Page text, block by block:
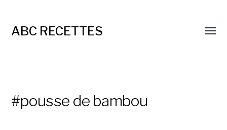
ABC RECETTES
#pousse de bambou